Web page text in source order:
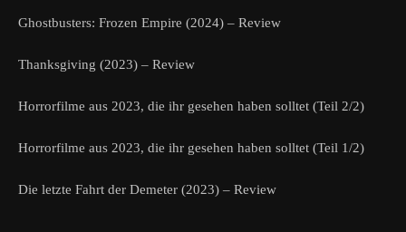
Ghostbusters: Frozen Empire (2024) – Review
Thanksgiving (2023) – Review
Horrorfilme aus 2023, die ihr gesehen haben solltet (Teil 2/2)
Horrorfilme aus 2023, die ihr gesehen haben solltet (Teil 1/2)
Die letzte Fahrt der Demeter (2023) – Review